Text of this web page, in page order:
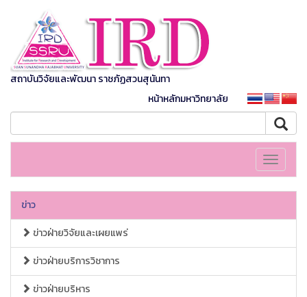
สถาบันวิจัยและพัฒนา ราชภัฏสวนสุนันทา
หน้าหลักมหาวิทยาลัย
Toggle
ข่าว
ข่าวฝ่ายวิจัยและเผยแพร่
ข่าวฝ่ายบริการวิชาการ
ข่าวฝ่ายบริหาร